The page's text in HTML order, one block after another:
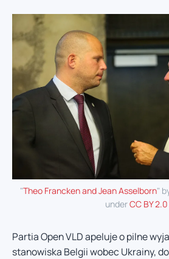
"Theo Francken and Jean Asselborn"
underCC BY 2.0
Partia Open VLD apeluje o pilne
stanowiska Belgii wobec Ukrainy,